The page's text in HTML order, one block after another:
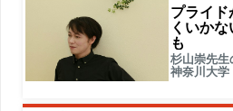
プライ
くいか
も
杉山崇先
神奈川大学